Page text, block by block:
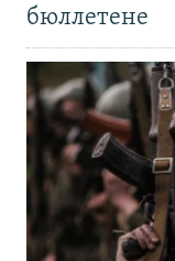
бюллетене